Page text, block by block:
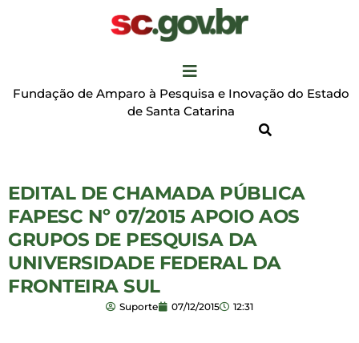
Fundação de Amparo à Pesquisa e Inovação do Estado
de Santa Catarina
EDITAL DE CHAMADA PÚBLICA
FAPESC Nº 07/2015 APOIO AOS
GRUPOS DE PESQUISA DA
UNIVERSIDADE FEDERAL DA
FRONTEIRA SUL
Suporte 07/12/2015 12:31